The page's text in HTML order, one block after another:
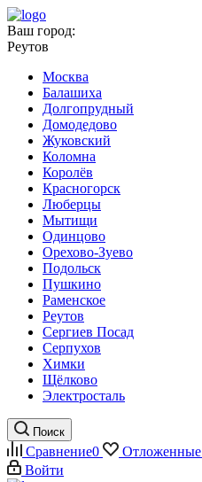
Ваш город:
Реутов
Москва
Балашиха
Долгопрудный
Домодедово
Жуковский
Коломна
Королёв
Красногорск
Люберцы
Мытищи
Одинцово
Орехово-Зуево
Подольск
Пушкино
Раменское
Реутов
Сергиев Посад
Серпухов
Химки
Щёлково
Электросталь
Поиск
Сравнение0 Отложенные
Войти